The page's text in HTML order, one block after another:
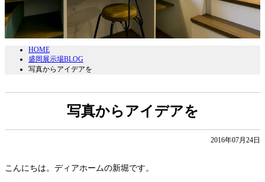
HOME
盛岡展示場BLOG
写真からアイデアを
写真からアイデアを
2016年07月24日
こんにちは。ディアホームの新堀です。